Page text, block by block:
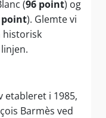
(96 point) og
point). Glemte vi
historisk
etableret i 1985,
Barmès ved